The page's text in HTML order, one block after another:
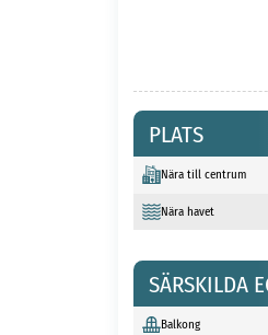
PLATS
Nära till centrum
Nära havet
SÄRSKILDA
Balkong